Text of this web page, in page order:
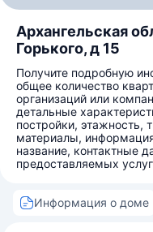
Архангельская
Горького, д 15
Получите подробную
общее количество
организаций или
детальные
постройки, этажность,
материалы,
название, контактные
предоставляемых услуг
Информация о доме